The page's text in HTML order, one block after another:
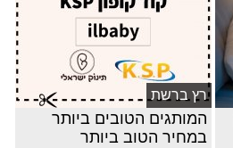
רץ ברשת
המותגים הטובים ביותר
במחיר הטוב ביותר